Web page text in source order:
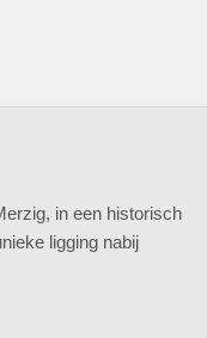
in een historisch
ligging nabij